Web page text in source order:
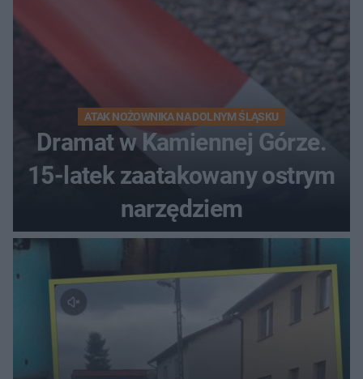
ATAK NOŻOWNIKA NA DOLNYM ŚLĄSKU
Dramat w Kamiennej Górze.
15-latek zaatakowany ostrym
narzędziem